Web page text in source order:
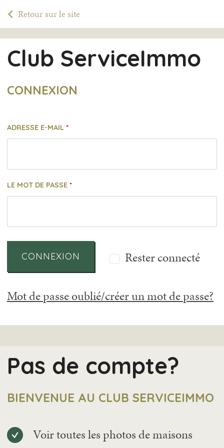
Retour sur le site
Club ServiceImmo
CONNEXION
ADRESSE E-MAIL
LE MOT DE PASSE
CONNEXION Rester connecté
Mot de passe oublié/créer un mot de passe?
Pas de compte?
BIENVENUE AU CLUB SERVICEIMMO
Voir toutes les photos de maisons